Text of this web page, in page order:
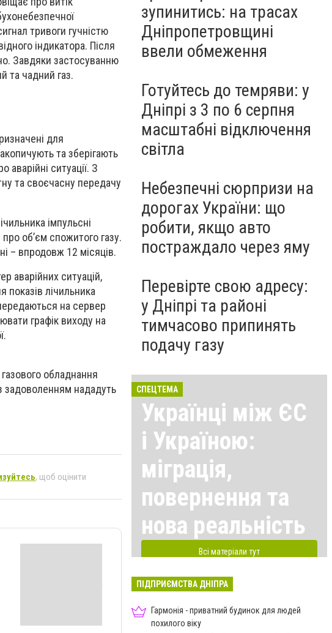
тривоги гучністю
індикатора. Після
Завдяки застосуванню
та чадний газ.
для
та зберігають
аварійні ситуації. З
та своєчасну передачу
імпульсні
об’єм спожитого газу.
– впродовж 12 місяців.
аварійних ситуацій,
показів лічильника
на сервер
графік виходу на
обладнання
задоволенням нададуть
, щоб оцінити
зупинитись: на трасах
Дніпропетровщині
ввели обмеження
Готуйтесь до темряви: у
Дніпрі з 3 по 6 серпня
масштабні відключення
світла
Небезпечні сюрпризи на
дорогах України: що
робити, якщо авто
постраждало через яму
Перевірте свою адресу:
у Дніпрі та районі
тимчасово припинять
подачу газу
СПЕЦТЕМА
Українці між ЄС
і Україною:
міграція,
повернення та
нова реальність
Всі матеріали тут
ПІДПРИЄМСТВА ДНІПРА
Гармонія - приватний будинок для людей
похилого віку